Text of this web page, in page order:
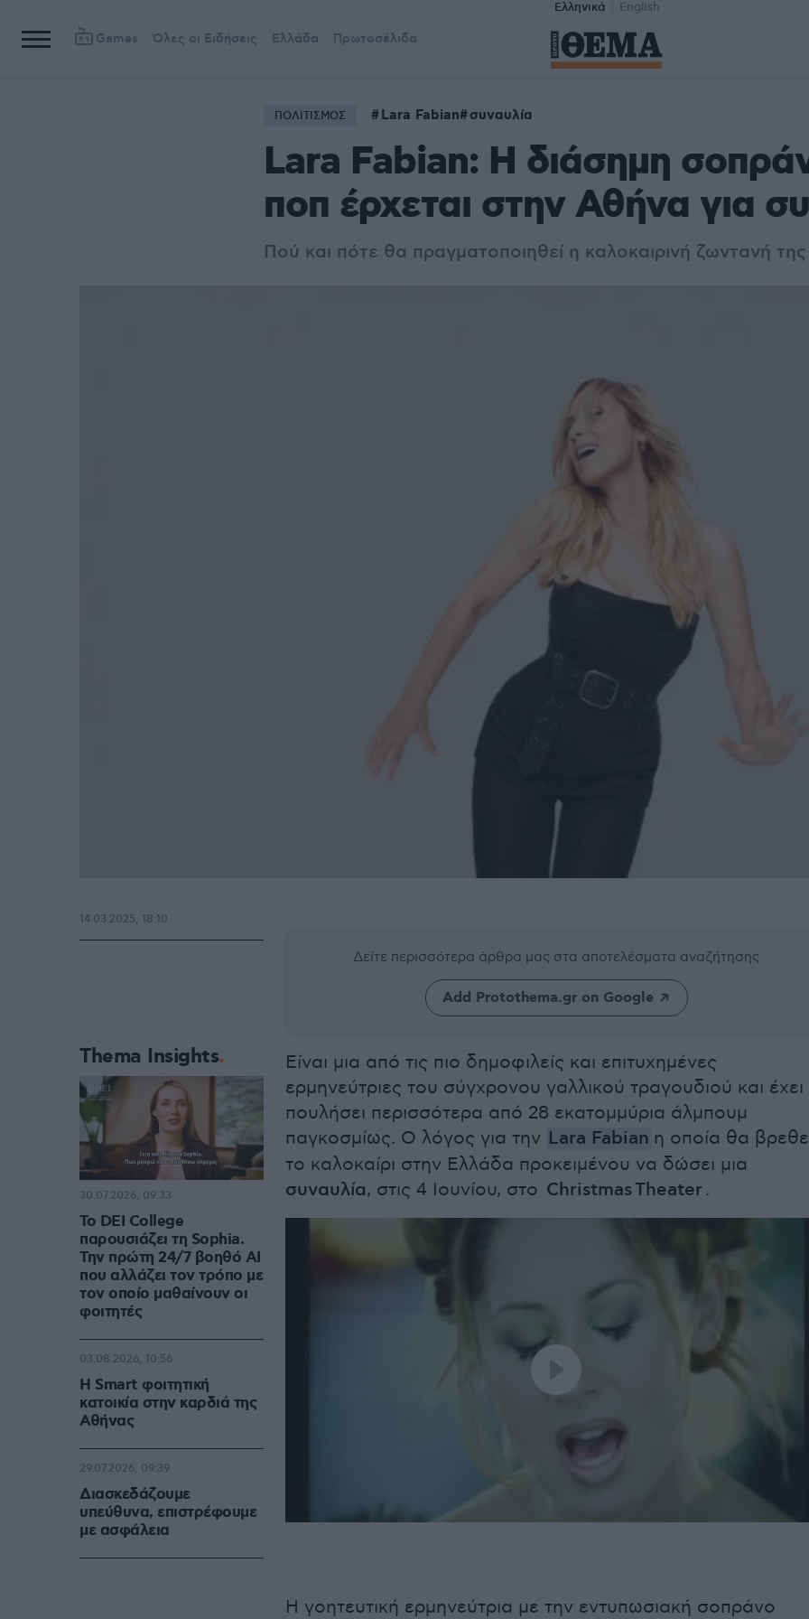
Ελληνικά English
Games Όλες οι Ειδήσεις Ελλάδα Πρωτοσέλιδα
ΠΟΛΙΤΙΣΜΟΣ Lara Fabian συναυλία
Lara Fabian: Η διάσημη
ποπ έρχεται στην Αθήνα για
Πού και πότε θα πραγματοποιηθεί η καλοκαιρινή ζωντανή
Δείτε περισσότερα άρθρα μας στα αποτελέσματα αναζήτησης
Add Protothema.gr on Google
Είναι μια από τις πιο δημοφιλείς και επιτυχημένες
ερμηνεύτριες του σύγχρονου γαλλικού τραγουδιού και έχει
πουλήσει περισσότερα από 28 εκατομμύρια άλμπουμ
παγκοσμίως. Ο λόγος για την Lara Fabian η οποία θα
το καλοκαίρι στην Ελλάδα προκειμένου να δώσει μια
συναυλία, στις 4 Ιουνίου, στο Christmas Theater.
Η γοητευτική ερμηνεύτρια με την εντυπωσιακή σοπράνο
14.03.2025, 18:10
Thema Insights
Το DEI College
παρουσιάζει τη Sophia.
Την πρώτη 24/7 βοηθό AI
που αλλάζει τον τρόπο με
τον οποίο μαθαίνουν οι
φοιτητές
30.07.2026, 09:33
Η Smart φοιτητική
κατοικία στην καρδιά της
Αθήνας
03.08.2026, 10:56
Διασκεδάζουμε
υπεύθυνα, επιστρέφουμε
με ασφάλεια
29.07.2026, 09:39